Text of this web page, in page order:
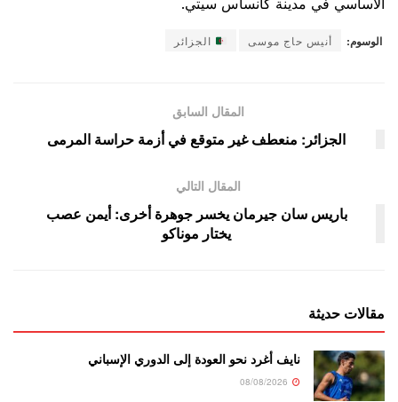
الأساسي في مدينة كانساس سيتي.
الوسوم: أنيس حاج موسى الجزائر
المقال السابق
الجزائر: منعطف غير متوقع في أزمة حراسة المرمى
المقال التالي
باريس سان جيرمان يخسر جوهرة أخرى: أيمن عصب
يختار موناكو
مقالات حديثة
نايف أغرد نحو العودة إلى الدوري الإسباني